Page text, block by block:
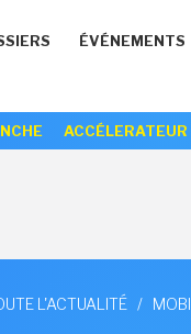
ÉVÉNEMENTS
ACCÉLERATEUR
L'ACTUALITÉ /